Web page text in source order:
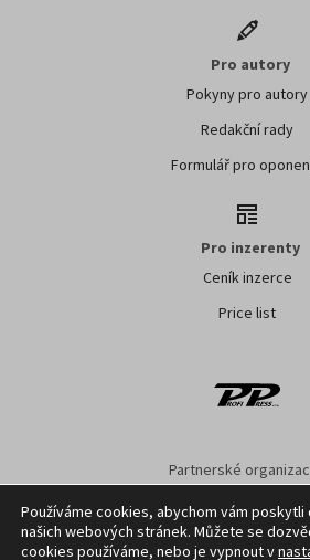
Pro autory
Pokyny pro autory
Redakční rady
Formulář pro
Pro inzerenty
Ceník inzerce
Price list
Partnerské
Nastavení cookies GDPR
Používáme cookies, abychom vám
našich webových stránek. Můžete se
cookies používáme, nebo je vypnout v